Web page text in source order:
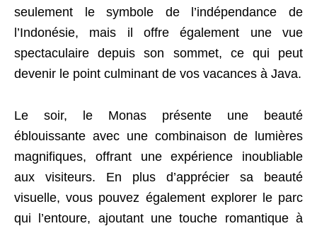
seulement le symbole de l’indépendance de
l’Indonésie, mais il offre également une vue
spectaculaire depuis son sommet, ce qui peut
devenir le point culminant de vos vacances à Java.
Le soir, le Monas présente une beauté
éblouissante avec une combinaison de lumières
magnifiques, offrant une expérience inoubliable
aux visiteurs. En plus d’apprécier sa beauté
visuelle, vous pouvez également explorer le parc
qui l’entoure, ajoutant une touche romantique à